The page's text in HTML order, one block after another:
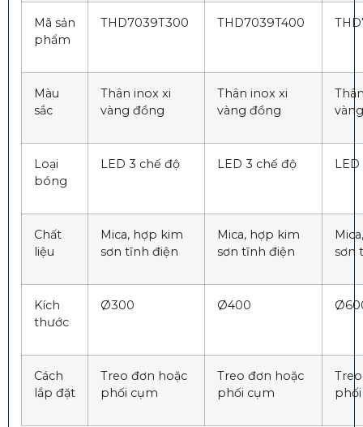
Mã sản
phẩm
THD7039T300 THD7039T400
Màu
sắc
Thân inox xi
vàng đồng
Thân inox xi
vàng đồng
Loại
bóng
LED 3 chế độ LED 3 chế độ
Chất
liệu
Mica, hợp kim
sơn tĩnh điện
Mica, hợp kim
sơn tĩnh điện
sơn
Kích
thước
Ø300 Ø400
Cách
lắp đặt
Treo đơn hoặc
phối cụm
Treo đơn hoặc
phối cụm